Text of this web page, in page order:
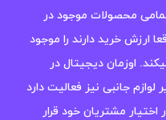
محصولات موجود در
ارزش خرید دارند را موجود
اوزمان دیجیتال در
جانبی نیز فعالیت دارد
مشتریان خود قرار